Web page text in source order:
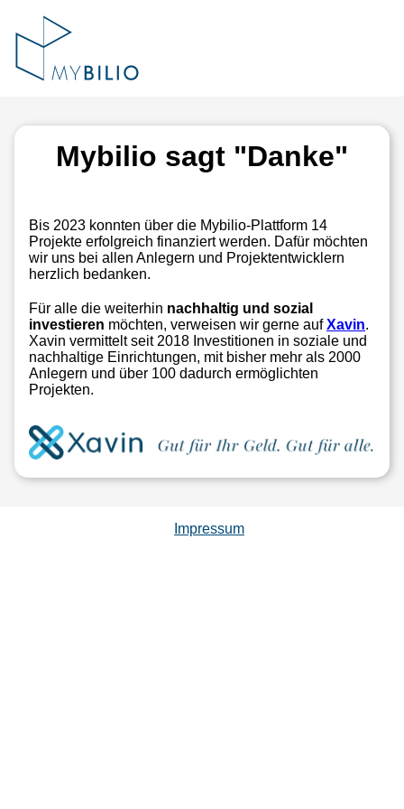
Mybilio sagt "Danke"
Bis 2023 konnten über die Mybilio-Plattform 14
Projekte erfolgreich finanziert werden. Dafür möchten
wir uns bei allen Anlegern und Projektentwicklern
herzlich bedanken.
Für alle die weiterhin nachhaltig und sozial
investieren möchten, verweisen wir gerne aufXavin.
Xavin vermittelt seit 2018 Investitionen in soziale und
nachhaltige Einrichtungen, mit bisher mehr als 2000
Anlegern und über 100 dadurch ermöglichten
Projekten.
Impressum